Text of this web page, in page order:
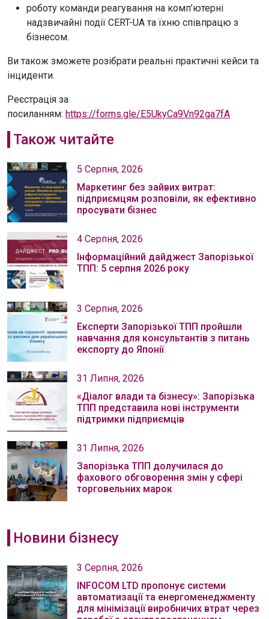
роботу команди реагування на комп’ютерні
надзвичайні події CERT-UA та їхню співпрацю з
бізнесом.
Ви також зможете розібрати реальні практичні кейси та
інциденти.
Реєстрація за
посиланням: https://forms.gle/E5UkyCa9Vn92ga7fA
Також читайте
5 Серпня, 2026
Маркетинг без зайвих витрат:
підприємцям розповіли, як ефективно
просувати бізнес
4 Серпня, 2026
Інформаційний дайджест Запорізької
ТПП: 5 серпня 2026 року
3 Серпня, 2026
Експерти Запорізької ТПП пройшли
навчання для консультантів з питань
експорту до Японії
31 Липня, 2026
«Діалог влади та бізнесу»: Запорізька
ТПП представила нові інструменти
підтримки підприємців
31 Липня, 2026
Запорізька ТПП долучилася до
фахового обговорення змін у сфері
торговельних марок
Новини бізнесу
3 Серпня, 2026
INFOCOM LTD пропонує системи
автоматизації та енергоменеджменту
для мінімізації виробничих втрат через